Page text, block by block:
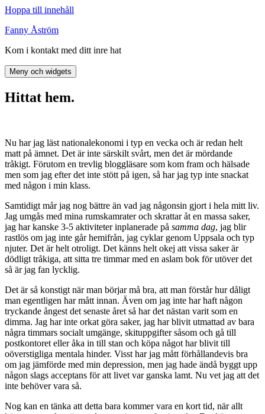
Hoppa till innehåll
Fanny Åström
Kom i kontakt med ditt inre hat
Meny och widgets
Hittat hem.
Nu har jag läst nationalekonomi i typ en vecka och är redan helt
matt på ämnet. Det är inte särskilt svårt, men det är mördande
tråkigt. Förutom en trevlig bloggläsare som kom fram och hälsade
men som jag efter det inte stött på igen, så har jag typ inte snackat
med någon i min klass.
Samtidigt mår jag nog bättre än vad jag någonsin gjort i hela mitt liv.
Jag umgås med mina rumskamrater och skrattar åt en massa saker,
jag har kanske 3-5 aktiviteter inplanerade på samma dag, jag blir
rastlös om jag inte går hemifrån, jag cyklar genom Uppsala och typ
njuter. Det är helt otroligt. Det känns helt okej att vissa saker är
dödligt tråkiga, att sitta tre timmar med en aslam bok för utöver det
så är jag fan lycklig.
Det är så konstigt när man börjar må bra, att man förstår hur dåligt
man egentligen har mått innan. Även om jag inte har haft någon
tryckande ångest det senaste året så har det nästan varit som en
dimma. Jag har inte orkat göra saker, jag har blivit utmattad av bara
några timmars socialt umgänge, skituppgifter såsom och gå till
postkontoret eller åka in till stan och köpa något har blivit till
oöverstigliga mentala hinder. Visst har jag mått förhållandevis bra
om jag jämförde med min depression, men jag hade ändå byggt upp
någon slags acceptans för att livet var ganska lamt. Nu vet jag att det
inte behöver vara så.
Nog kan en tänka att detta bara kommer vara en kort tid, när allt